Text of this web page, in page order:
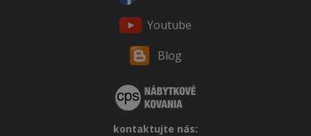
Youtube
Blog
kontaktujte nás: